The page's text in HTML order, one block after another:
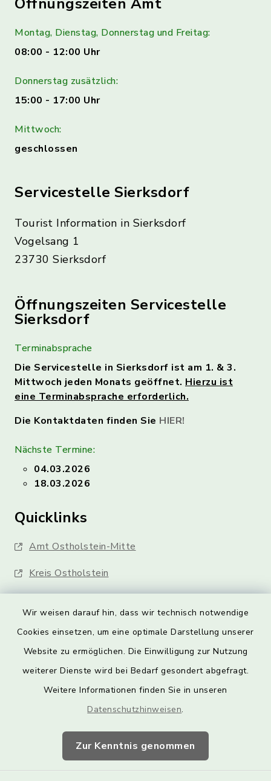
Wir weisen darauf hin, dass wir technisch notwendige
Cookies einsetzen, um eine optimale Darstellung unserer
Website zu ermöglichen. Die Einwilligung zur Nutzung
weiterer Dienste wird bei Bedarf gesondert abgefragt.
Weitere Informationen finden Sie in unseren
Datenschutzhinweisen.
Zur Kenntnis genommen
Montag, Dienstag, Donnerstag und Freitag:
08:00 - 12:00 Uhr
Donnerstag zusätzlich:
15:00 - 17:00 Uhr
Mittwoch:
geschlossen
Servicestelle Sierksdorf
Tourist Information in Sierksdorf
Vogelsang 1
23730 Sierksdorf
Öffnungszeiten Servicestelle
Sierksdorf
Terminabsprache
Die Servicestelle in Sierksdorf ist am 1. & 3.
Mittwoch jeden Monats geöffnet. Hierzu ist
eine Terminabsprache erforderlich.
Die Kontaktdaten finden Sie HIER!
Nächste Termine:
04.03.2026
18.03.2026
Quicklinks
Amt Ostholstein-Mitte
Kreis Ostholstein
Barrierefreiheit
Impressum